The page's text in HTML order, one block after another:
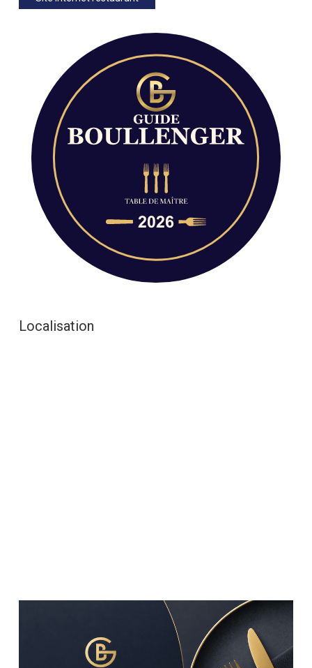
Localisation